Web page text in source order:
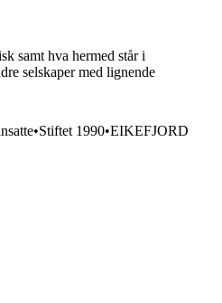
samt hva hermed står i
selskaper med lignende
•Stiftet 1990•EIKEFJORD